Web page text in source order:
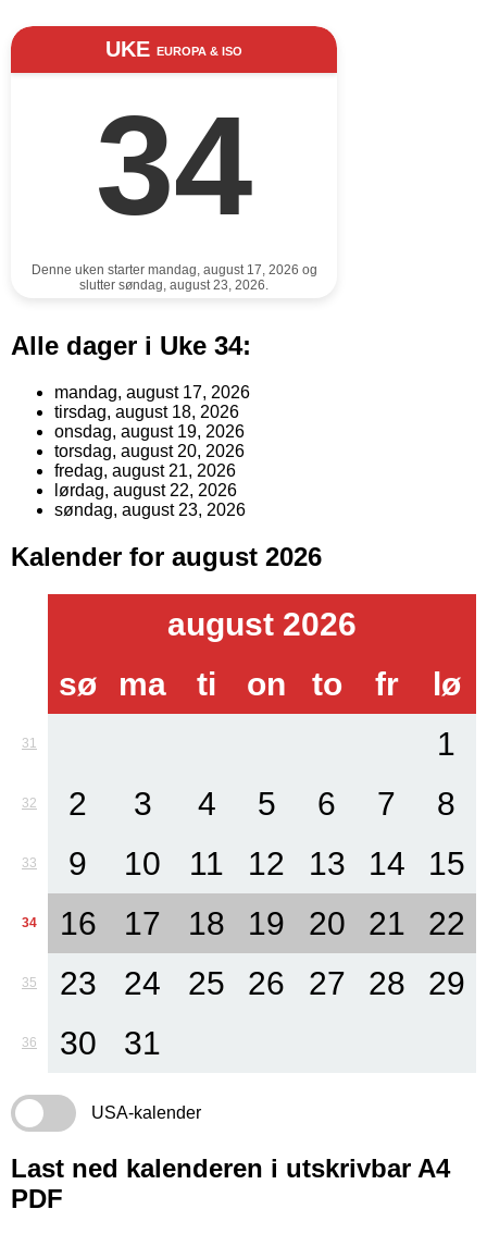
UKE EUROPA & ISO
34
Denne uken starter mandag, august 17, 2026 og
slutter søndag, august 23, 2026.
Alle dager i Uke 34:
mandag, august 17, 2026
tirsdag, august 18, 2026
onsdag, august 19, 2026
torsdag, august 20, 2026
fredag, august 21, 2026
lørdag, august 22, 2026
søndag, august 23, 2026
Kalender for august 2026
august 2026
sø
ma ti on to fr lø
31 1
32 2 3 4 5 6 7 8
33 9 10 11 12 13 14 15
34 16 17 18 19 20 21 22
35 23 24 25 26 27 28 29
36 30 31
USA-kalender
Last ned kalenderen i utskrivbar A4
PDF